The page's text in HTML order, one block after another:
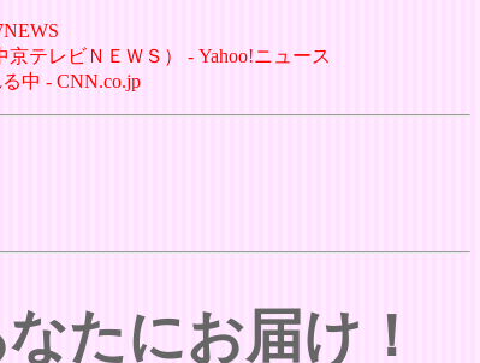
テレビＮＥＷＳ） - Yahoo!ニュース
中 - CNN.co.jp
たにお届け！